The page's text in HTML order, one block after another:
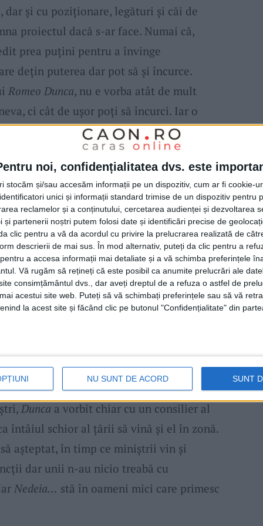
noi, confidențialitatea dvs. este
stocăm și/sau accesăm informații pe un dispozitiv, cum ar fi cookie-
unici și informații standard trimise de un dispozitiv pentru
reclamelor și a conținutului, cercetarea audienței și dezvoltarea
și partenerii noștri putem folosi date și identificări precise de
clic pentru a vă da acordul cu privire la prelucrarea realizată de
descrierii de mai sus. În mod alternativ, puteți da clic pentru a
a accesa informații mai detaliate și a vă schimba preferințele
Vă rugăm să rețineți că este posibil ca anumite prelucrări ale
consimțământul dvs., dar aveți dreptul de a refuza o astfel de
acestui site web. Puteți să vă schimbați preferințele sau să vă
la acest site și făcând clic pe butonul "Confidențialitate" din
NU SUNT DE ACORD SUNT
dar și cu poziționare, legături și căi de
proiectul dacă s-ar face. Numai că,
prea puțini pentru a învinge
dețin puterea dar pot să și încurce.
Romeo Dunca, nu e vorba atât de mult
ci cât de ușor poți să încurci. Iar o
ani. „E un exemplu clar de inepție
a venit cu ideea de a face ceva, idee
lume. Bani se găsesc, 60-70 de milioane
un proiect cu kilometri depârtie,într-un
de zile. O spun franc că principalul
un politician al vremii. Cu el am discutat
o sfântă șpagă de 20% din proiect.
combinațiile peMuntele Micși diverși
politică!”, afirmăDuncaîn cadrul
că, deși la un moment dat a fost ministru,
îndoctrinarea altora. Apoi, în zonă s-
Dunca a vorbit chiar cu un consilier al
întâiul schior al țării să vină și el în zonă.
așteptat, în timp ce miniștrii vin și
dar unii n-au nicio treabă cu
Nedeia… stă în oameni mici care primesc